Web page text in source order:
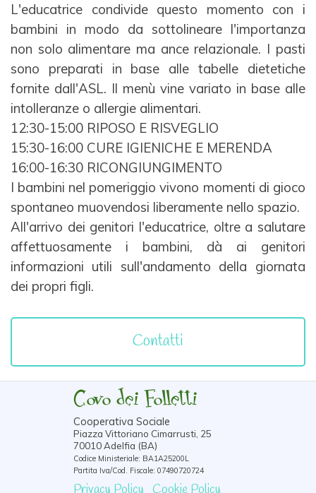
L'educatrice condivide questo momento con i
bambini in modo da sottolineare l'importanza
non solo alimentare ma ance relazionale. I pasti
sono preparati in base alle tabelle dietetiche
fornite dall'ASL. Il menù vine variato in base alle
intolleranze o allergie alimentari.
12:30-15:00 RIPOSO E RISVEGLIO
15:30-16:00 CURE IGIENICHE E MERENDA
16:00-16:30 RICONGIUNGIMENTO
I bambini nel pomeriggio vivono momenti di gioco
spontaneo muovendosi liberamente nello spazio.
All'arrivo dei genitori l'educatrice, oltre a salutare
affettuosamente i bambini, dà ai genitori
informazioni utili sull'andamento della giornata
dei propri figli.
Contatti
Covo dei Folletti
Cooperativa Sociale
Piazza Vittoriano Cimarrusti, 25
70010 Adelfia (BA)
Codice Ministeriale: BA1A25200L
Partita Iva/Cod. Fiscale: 07490720724